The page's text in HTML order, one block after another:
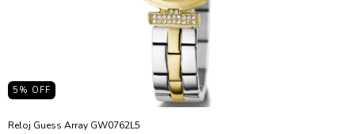
5 % OFF
Reloj Guess Array GW0762L5